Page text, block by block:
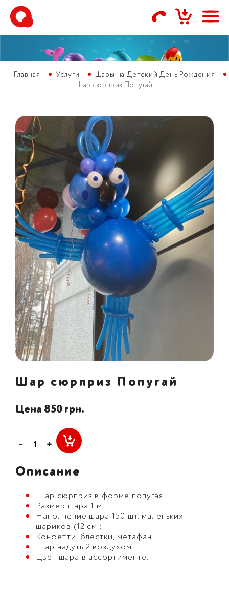
Главная Услуги
Шары на Детский День Рождения
Шар сюрприз Попугай
Шар сюрприз Попугай
Цена 850 грн.
- +
Описание
Шар сюрприз в форме попугая.
Размер шара 1 м.
Наполнение шара 150 шт. маленьких
шариков (12 см.).
Конфетти, блёстки, метафан .
Шар надутый воздухом.
Цвет шара в ассортименте.